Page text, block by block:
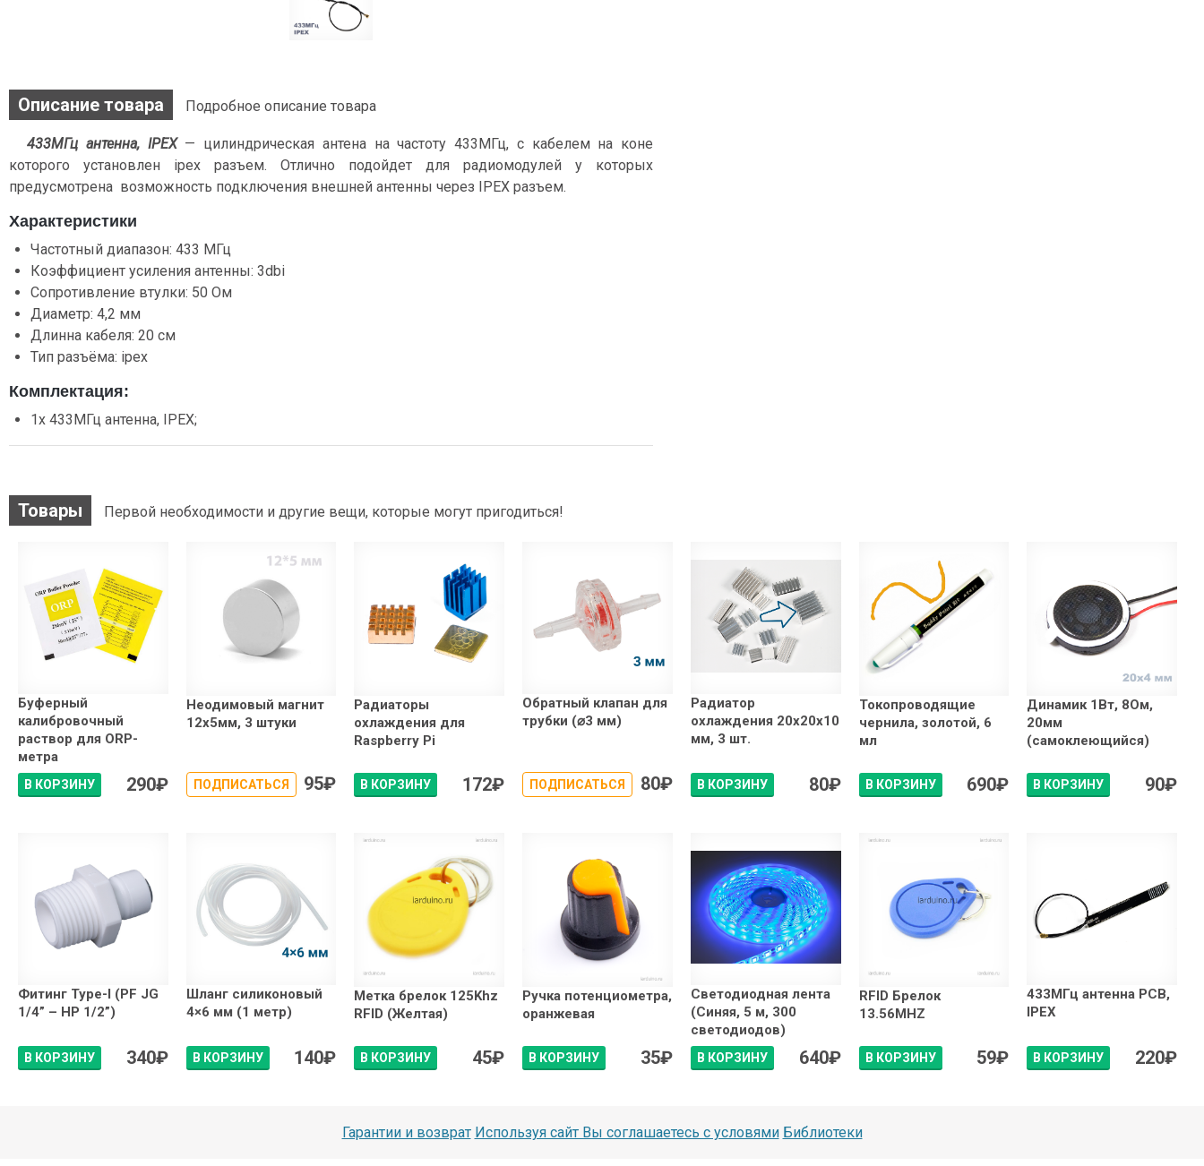
Описание товара Подробное описание товара
433МГц антенна, IPEX — цилиндрическая антена на частоту 433МГц, с кабелем на коне
которого установлен ipex разъем. Отлично подойдет для радиомодулей у которых
предусмотрена возможность подключения внешней антенны через IPEX разъем.
Характеристики
Частотный диапазон: 433 МГц
Коэффициент усиления антенны: 3dbi
Сопротивление втулки: 50 Ом
Диаметр: 4,2 мм
Длинна кабеля: 20 см
Тип разъёма: ipex
Комплектация:
1x 433МГц антенна, IPEX;
Товары Первой необходимости и другие вещи, которые могут пригодиться!
Буферный
калибровочный
раствор для ORP-
метра
В КОРЗИНУ 290₽
Неодимовый магнит
12x5мм, 3 штуки
ПОДПИСАТЬСЯ 95₽
Радиаторы
охлаждения для
Raspberry Pi
В КОРЗИНУ 172₽
Обратный клапан для
трубки (⌀3 мм)
ПОДПИСАТЬСЯ 80₽
Радиатор
охлаждения 20x20x10
мм, 3 шт.
В КОРЗИНУ 80₽
Токопроводящие
чернила, золотой, 6
мл
В КОРЗИНУ 690₽
Динамик 1Вт, 8Ом,
20мм
(самоклеющийся)
В КОРЗИНУ 90₽
Фитинг Type-I (PF JG
1/4” – НР 1/2”)
В КОРЗИНУ 340₽
Шланг cиликоновый
4×6 мм (1 метр)
В КОРЗИНУ 140₽
Метка брелок 125Khz
RFID (Желтая)
В КОРЗИНУ 45₽
Ручка потенциометра,
оранжевая
В КОРЗИНУ 35₽
Светодиодная лента
(Синяя, 5 м, 300
светодиодов)
В КОРЗИНУ 640₽
RFID Брелок
13.56MHZ
В КОРЗИНУ 59₽
433МГц антенна PCB,
IPEX
В КОРЗИНУ 220₽
Гарантии и возврат Используя сайт Вы соглашаетесь с условями Библиотеки